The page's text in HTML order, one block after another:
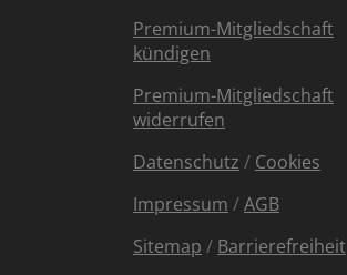
Premium-Mitgliedschaft
kündigen
Premium-Mitgliedschaft
widerrufen
Datenschutz / Cookies
Impressum /AGB
Sitemap / Barrierefreiheit